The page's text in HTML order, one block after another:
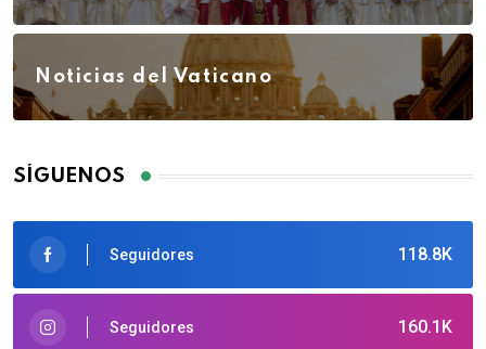
Noticias del Vaticano
SÍGUENOS
118.8K
Seguidores
160.1K
Seguidores